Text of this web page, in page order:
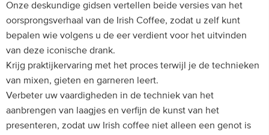
Onze deskundige gidsen vertellen beide versies van het
oorsprongsverhaal van de Irish Coffee, zodat u zelf kunt
bepalen wie volgens u de eer verdient voor het uitvinden
van deze iconische drank.
Krijg praktijkervaring met het proces terwijl je de technieken
van mixen, gieten en garneren leert.
Verbeter uw vaardigheden in de techniek van het
aanbrengen van laagjes en verfijn de kunst van het
presenteren, zodat uw Irish coffee niet alleen een genot is